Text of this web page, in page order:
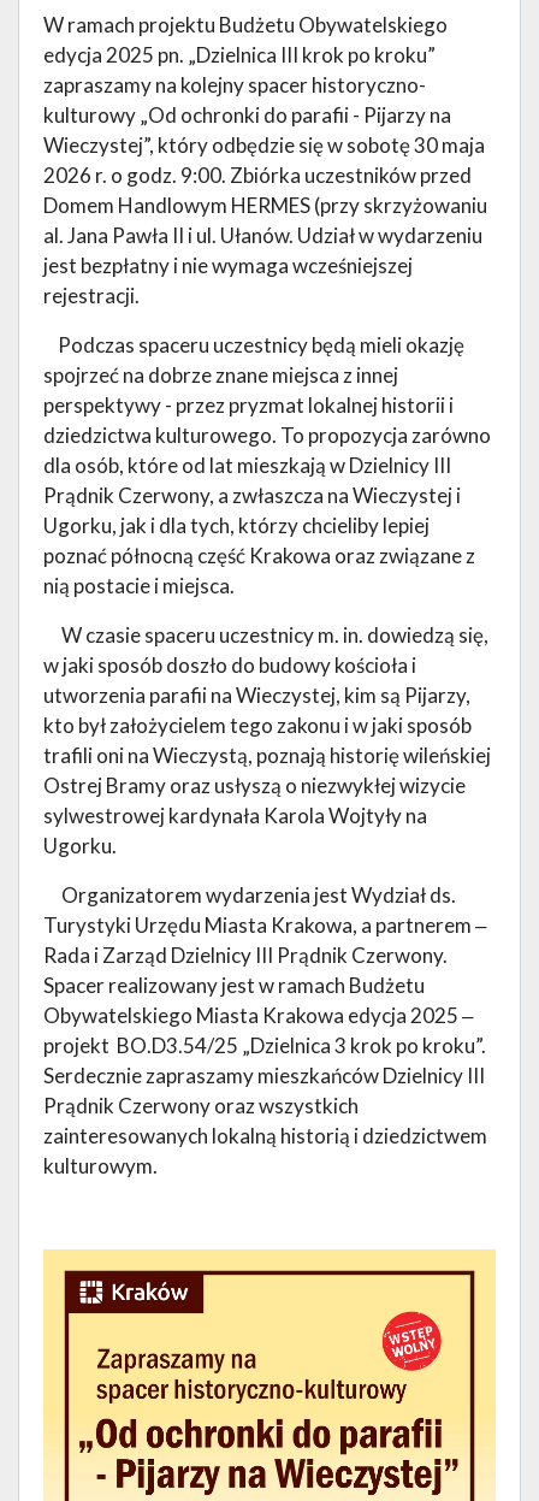
W ramach projektu Budżetu Obywatelskiego
edycja 2025 pn. „Dzielnica III krok po kroku”
zapraszamy na kolejny spacer historyczno-
kulturowy „Od ochronki do parafii - Pijarzy na
Wieczystej”, który odbędzie się w sobotę 30 maja
2026 r. o godz. 9:00. Zbiórka uczestników przed
Domem Handlowym HERMES (przy skrzyżowaniu
al. Jana Pawła II i ul. Ułanów. Udział w wydarzeniu
jest bezpłatny i nie wymaga wcześniejszej
rejestracji.
Podczas spaceru uczestnicy będą mieli okazję
spojrzeć na dobrze znane miejsca z innej
perspektywy - przez pryzmat lokalnej historii i
dziedzictwa kulturowego. To propozycja zarówno
dla osób, które od lat mieszkają w Dzielnicy III
Prądnik Czerwony, a zwłaszcza na Wieczystej i
Ugorku, jak i dla tych, którzy chcieliby lepiej
poznać północną część Krakowa oraz związane z
nią postacie i miejsca.
W czasie spaceru uczestnicy m. in. dowiedzą się,
w jaki sposób doszło do budowy kościoła i
utworzenia parafii na Wieczystej, kim są Pijarzy,
kto był założycielem tego zakonu i w jaki sposób
trafili oni na Wieczystą, poznają historię wileńskiej
Ostrej Bramy oraz usłyszą o niezwykłej wizycie
sylwestrowej kardynała Karola Wojtyły na
Ugorku.
Organizatorem wydarzenia jest Wydział ds.
Turystyki Urzędu Miasta Krakowa, a partnerem ‒
Rada i Zarząd Dzielnicy III Prądnik Czerwony.
Spacer realizowany jest w ramach Budżetu
Obywatelskiego Miasta Krakowa edycja 2025 ‒
projekt BO.D3.54/25 „Dzielnica 3 krok po kroku”.
Serdecznie zapraszamy mieszkańców Dzielnicy III
Prądnik Czerwony oraz wszystkich
zainteresowanych lokalną historią i dziedzictwem
kulturowym.